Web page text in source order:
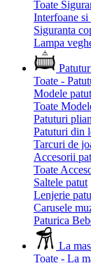
Toate
Interfoane
Siguranta
Lampa
Toate -
Modele
Toate
Patuturi
Patuturi din
Tarcuri de
Accesorii
Toate
Saltele patut
Lenjerie
Carusele
Paturica
La
Toate - La